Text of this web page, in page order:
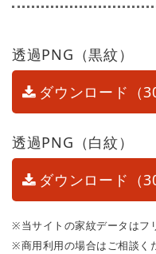
透過PNG（黒紋）
ダウンロード（
透過PNG（白紋）
ダウンロード（
※当サイトの家紋データはフ
※商用利用の場合はご相談く